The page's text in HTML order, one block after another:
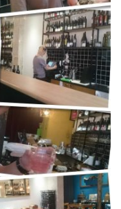
本！一晩掛けてゆっく
フルーティーでスカッ
イザーにポン！と気軽
スタイルの違う4本を
は、スミレの香りが漂
グイグイいけるが、ビ
もあり、とにかく飲み
好きな人には『サッ
を通るまで、チョコレ
感抜群！ ブレンドワイ
ー、シラーの3つの品種
を試すべき！上品でフ
ワイン！ そして私のお
成させて造り上げた